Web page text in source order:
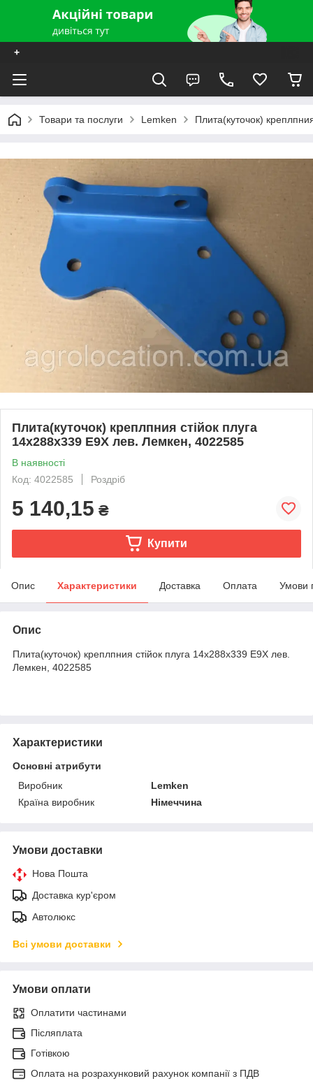
+
Товари та послуги Lemken Плита(куточок)
Плита(куточок) креплпния стійок плуга
14x288x339 E9X лев. Лемкен, 4022585
В наявності
Код: 4022585
Роздріб
5 140,15 ₴
Купити
Опис Характеристики Доставка Оплата Умови
Опис
Плита(куточок) креплпния стійок плуга 14x288x339 E9X лев.
Лемкен, 4022585
Характеристики
Основні атрибути
Виробник
Lemken
Країна виробник
Німеччина
Умови доставки
Нова Пошта
Доставка кур'єром
Автолюкс
Всі умови доставки
Умови оплати
Оплатити частинами
Післяплата
Готівкою
Оплата на розрахунковий рахунок компанії з ПДВ